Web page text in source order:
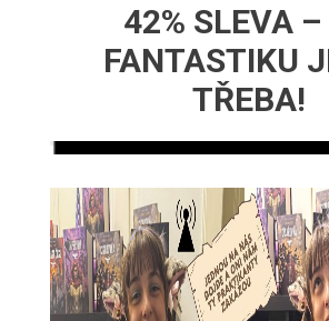
42% SLEVA
FANTASTIKU
TŘEBA!